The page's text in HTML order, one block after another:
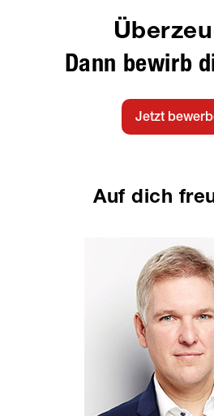
Dann bewirb
Jetzt
Auf dich